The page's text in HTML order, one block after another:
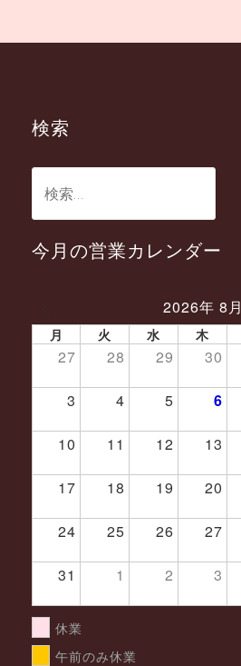
ゲ
ョ
検索
索:
今月の営業カレンダー
2026年 8月
月 火 水 木
27 28 29 30
3 4 5 6
10 11 12 13
17 18 19 20
24 25 26 27
31 1 2 3
休業
午前のみ休業